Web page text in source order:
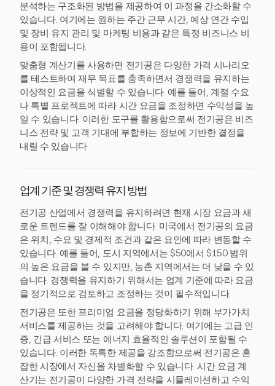
분석하는 구조화된 방법을 제공하여 이 과정을 간소화할 수
있습니다. 여기에는 원하는 주간 근무 시간, 예상 연간 수입
및 장비 유지 관리 및 마케팅 비용과 같은 특정 비즈니스 비
용이 포함됩니다.
맞춤형 계산기를 사용하면 전기공은 다양한 가격 시나리오
를 테스트하여 재무 목표를 충족하면서 경쟁력을 유지하는
이상적인 요금을 식별할 수 있습니다. 예를 들어, 계절 수요
나 특별 프로젝트에 따라 시간 요금을 조정하면 수익성을 높
일 수 있습니다. 이러한 도구를 활용함으로써 전기공은 비즈
니스 전략 및 고객 기대에 부합하는 정보에 기반한 결정을
내릴 수 있습니다.
업계 기준 및 경쟁력 유지 방법
전기공 산업에서 경쟁력을 유지하려면 현재 시장 요금과 새
로운 트렌드를 잘 이해해야 합니다. 미국에서 전기공의 요금
은 위치, 수요 및 경제적 조건과 같은 요인에 따라 변동할 수
있습니다. 예를 들어, 도시 지역에서는 $50에서 $150 범위
의 높은 요금을 볼 수 있지만, 농촌 지역에서는 더 낮을 수 있
습니다. 경쟁력을 유지하기 위해서는 업계 기준에 따라 요금
을 정기적으로 검토하고 조정하는 것이 필수적입니다.
전기공은 또한 프리미엄 요금을 정당화하기 위해 부가가치
서비스를 제공하는 것을 고려해야 합니다. 여기에는 고급 인
증, 긴급 서비스 또는 에너지 효율적인 솔루션이 포함될 수
있습니다. 이러한 독특한 제공을 강조함으로써 전기공은 혼
잡한 시장에서 자신을 차별화할 수 있습니다. 시간 요금 계
산기는 전기공이 다양한 가격 전략을 시뮬레이션하고 수익